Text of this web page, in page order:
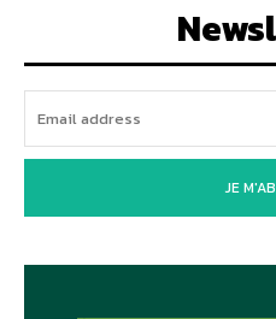
JE